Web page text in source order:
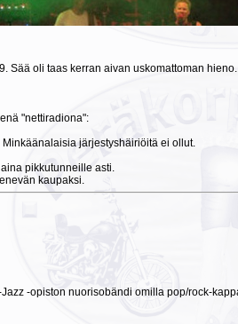
Sää oli taas kerran aivan uskomattoman
"nettiradiona":
järjestyshäiriöitä ei ollut.
pikkutunneille asti.
kaupaksi.
-opiston nuorisobändi omilla pop/rock-